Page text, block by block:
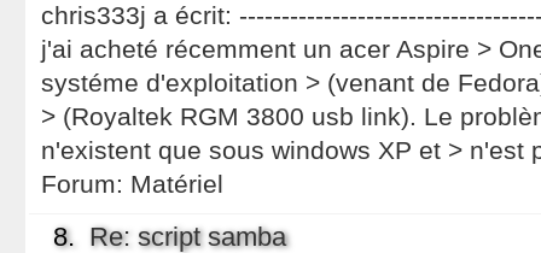
chris333j a écrit:
j'ai acheté récemment un acer Aspire >
systéme d'exploitation > (venant de
> (Royaltek RGM 3800 usb link). Le
n'existent que sous windows XP et > n'est
Forum: Matériel
8. Re: script samba